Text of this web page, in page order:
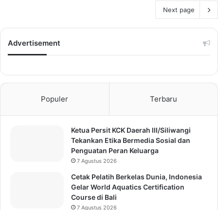
Next page
Advertisement
Populer Terbaru
Ketua Persit KCK Daerah III/Siliwangi
Tekankan Etika Bermedia Sosial dan
Penguatan Peran Keluarga
7 Agustus 2026
Cetak Pelatih Berkelas Dunia, Indonesia
Gelar World Aquatics Certification
Course di Bali
7 Agustus 2026